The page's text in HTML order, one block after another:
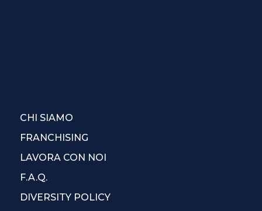
CHI SIAMO
FRANCHISING
LAVORA CON NOI
F.A.Q.
DIVERSITY POLICY